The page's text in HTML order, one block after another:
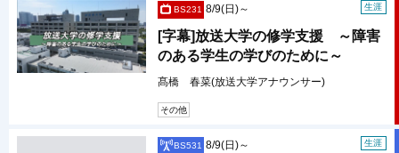
BS231 生涯
8/9(日)～
[字幕]放送大学の修学支援 ～障害
のある学生の学びのために～
髙橋 春菜(放送大学アナウンサー)
その他
BS531 生涯
8/9(日)～